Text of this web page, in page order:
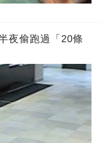
夜偷跑過「20條